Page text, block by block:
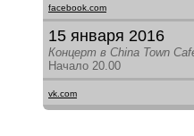
facebook.com
15 января 2016
Концерт в China Town
Начало 20.00
vk.com